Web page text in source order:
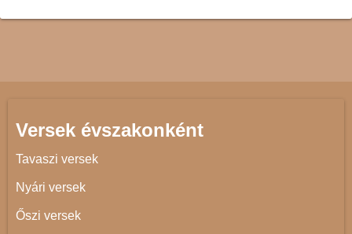
Versek évszakonként
Tavaszi versek
Nyári versek
Őszi versek